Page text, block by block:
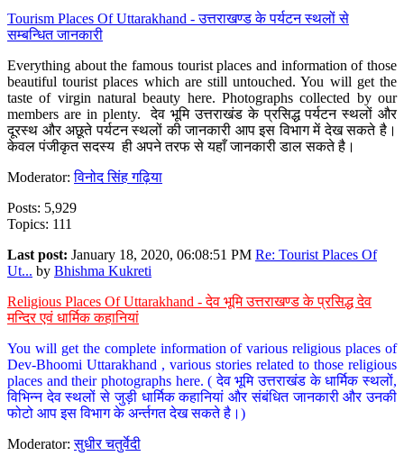
Tourism Places Of Uttarakhand - उत्तराखण्ड के पर्यटन स्थलों से
सम्बन्धित जानकारी
Everything about the famous tourist places and information of those
beautiful tourist places which are still untouched. You will get the
taste of virgin natural beauty here. Photographs collected by our
members are in plenty. देव भूमि उत्तराखंड के प्रसिद्ध पर्यटन स्थलों और
दूरस्थ और अछूते पर्यटन स्थलों की जानकारी आप इस विभाग में देख सकते है।
केवल पंजीकृत सदस्य ही अपने तरफ से यहाँ जानकारी डाल सकते है।
Moderator:विनोद सिंह गढ़िया
Posts: 5,929
Topics: 111
Last post: January 18, 2020, 06:08:51 PM Re: Tourist Places Of
Ut... by Bhishma Kukreti
Religious Places Of Uttarakhand - देव भूमि उत्तराखण्ड के प्रसिद्ध देव
मन्दिर एवं धार्मिक कहानियां
You will get the complete information of various religious places of
Dev-Bhoomi Uttarakhand , various stories related to those religious
places and their photographs here. ( देव भूमि उत्तराखंड के धार्मिक स्थलों,
विभिन्न देव स्थलों से जुड़ी धार्मिक कहानियां और संबंधित जानकारी और उनकी
फोटो आप इस विभाग के अर्न्तगत देख सकते है।)
Moderator:सुधीर चतुर्वेदी